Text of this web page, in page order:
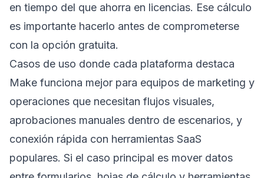
en tiempo del que ahorra en licencias. Ese cálculo
es importante hacerlo antes de comprometerse
con la opción gratuita.
Casos de uso donde cada plataforma destaca
Make funciona mejor para equipos de marketing y
operaciones que necesitan flujos visuales,
aprobaciones manuales dentro de escenarios, y
conexión rápida con herramientas SaaS
populares. Si el caso principal es mover datos